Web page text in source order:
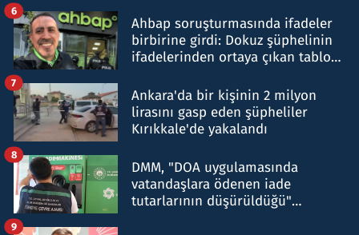
Ahbap soruşturmasında ifadeler
birbirine girdi: Dokuz şüphelinin
ifadelerinden ortaya çıkan tablo
6
Ankara'da bir kişinin 2 milyon
lirasını gasp eden şüpheliler
Kırıkkale'de yakalandı
7
DMM, "DOA uygulamasında
vatandaşlara ödenen iade
tutarlarının düşürüldüğü"
8
9